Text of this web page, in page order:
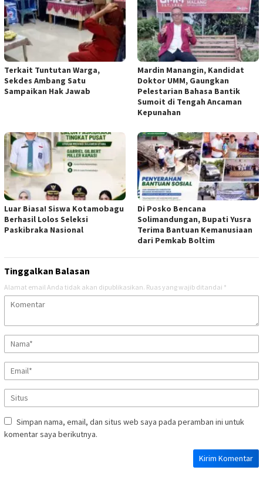
Terkait Tuntutan Warga,
Sekdes Ambang Satu
Sampaikan Hak Jawab
Mardin Manangin, Kandidat
Doktor UMM, Gaungkan
Pelestarian Bahasa Bantik
Sumoit di Tengah Ancaman
Kepunahan
Luar Biasa! Siswa Kotamobagu
Berhasil Lolos Seleksi
Paskibraka Nasional
Di Posko Bencana
Solimandungan, Bupati Yusra
Terima Bantuan Kemanusiaan
dari Pemkab Boltim
Tinggalkan Balasan
Alamat email Anda tidak akan dipublikasikan. Ruas yang wajib ditandai *
Simpan nama, email, dan situs web saya pada peramban ini untuk
komentar saya berikutnya.